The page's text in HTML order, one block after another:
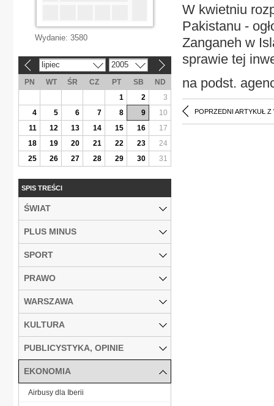
W kwietniu
Pakistanu -
Zanganeh w
sprawie tej
na podst.
POPRZEDNI ARTYKUŁ Z
Wydanie: 3580
lipiec 2005
PN WT ŚR CZ PT SB
ND
1
2
3
4
5 6 7 8 9
10
11
12 13 14 15 16
17
18
19 20 21 22 23
24
25
26 27 28 29 30 31
SPIS TREŚCI
ŚWIAT
PLUS MINUS
SPORT
PRAWO
WARSZAWA
KULTURA
PUBLICYSTYKA, OPINIE
EKONOMIA
Airbusy dla Iberii